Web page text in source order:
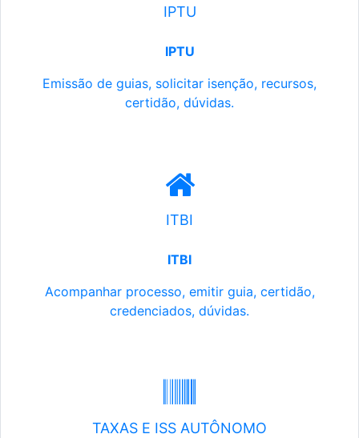
IPTU
IPTU
Emissão de guias, solicitar isenção, recursos,
certidão, dúvidas.
ITBI
ITBI
Acompanhar processo, emitir guia, certidão,
credenciados, dúvidas.
TAXAS E ISS AUTÔNOMO